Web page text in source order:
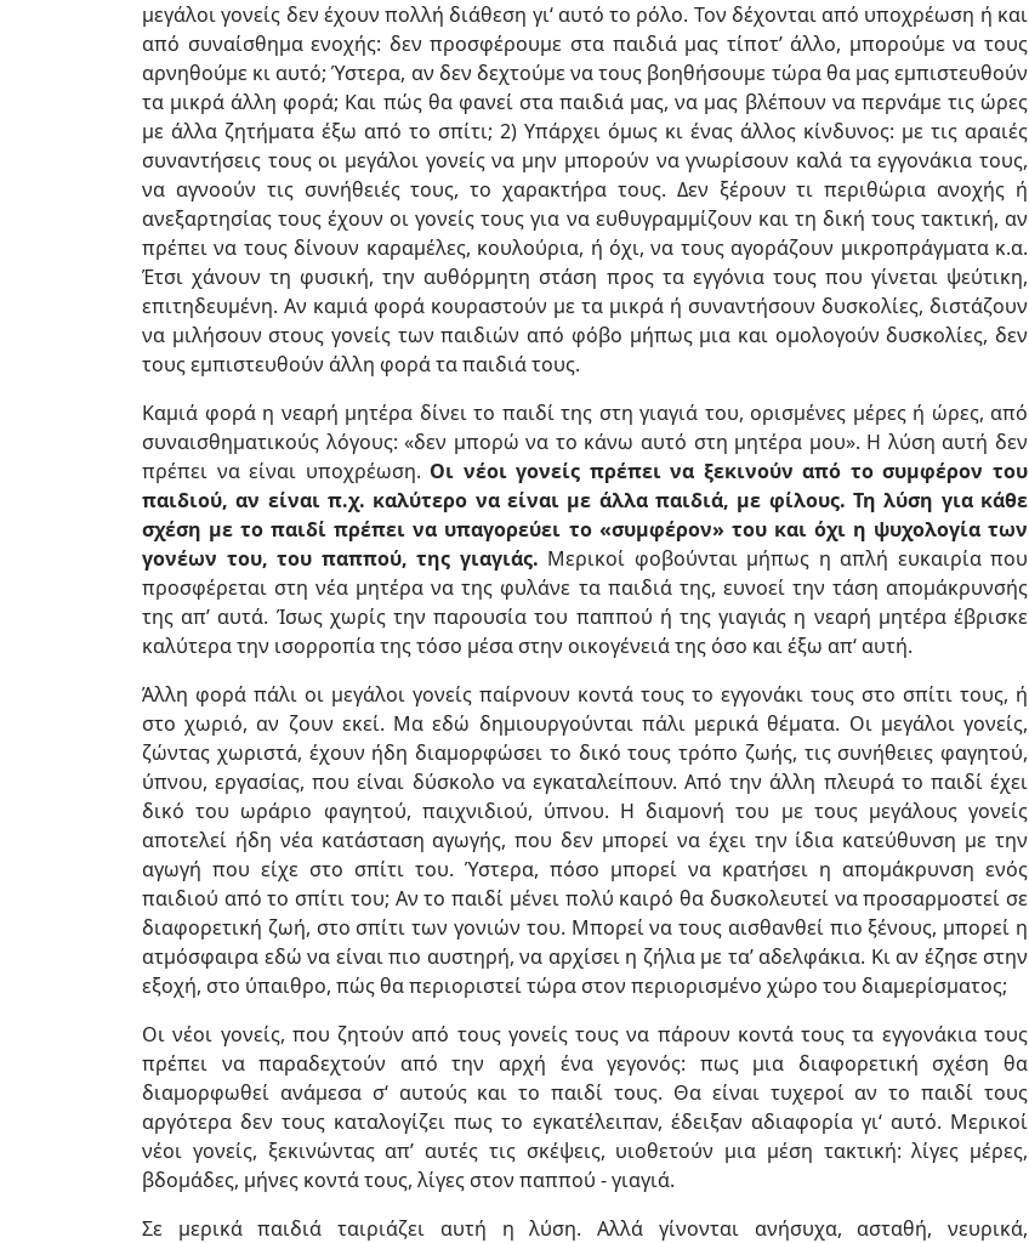
μεγάλοι γονείς δεν έχουν πολλή διάθεση γι‘ αυτό το ρόλο. Τον δέχονται από υποχρέωση ή και
από συναίσθημα ενοχής: δεν προσφέρουμε στα παιδιά μας τίποτ’ άλλο, μπορούμε να τους
αρνηθούμε κι αυτό; Ύστερα, αν δεν δεχτούμε να τους βοηθήσουμε τώρα θα μας εμπιστευθούν
τα μικρά άλλη φορά; Και πώς θα φανεί στα παιδιά μας, να μας βλέπουν να περνάμε τις ώρες
με άλλα ζητήματα έξω από το σπίτι; 2) Υπάρχει όμως κι ένας άλλος κίνδυνος: με τις αραιές
συναντήσεις τους οι μεγάλοι γονείς να μην μπορούν να γνωρίσουν καλά τα εγγονάκια τους,
να αγνοούν τις συνήθειές τους, το χαρακτήρα τους. Δεν ξέρουν τι περιθώρια ανοχής ή
ανεξαρτησίας τους έχουν οι γονείς τους για να ευθυγραμμίζουν και τη δική τους τακτική, αν
πρέπει να τους δίνουν καραμέλες, κουλούρια, ή όχι, να τους αγοράζουν μικροπράγματα κ.α.
Έτσι χάνουν τη φυσική, την αυθόρμητη στάση προς τα εγγόνια τους που γίνεται ψεύτικη,
επιτηδευμένη. Αν καμιά φορά κουραστούν με τα μικρά ή συναντήσουν δυσκολίες, διστάζουν
να μιλήσουν στους γονείς των παιδιών από φόβο μήπως μια και ομολογούν δυσκολίες, δεν
τους εμπιστευθούν άλλη φορά τα παιδιά τους.
Καμιά φορά η νεαρή μητέρα δίνει το παιδί της στη γιαγιά του, ορισμένες μέρες ή ώρες, από
συναισθηματικούς λόγους: «δεν μπορώ να το κάνω αυτό στη μητέρα μου». Η λύση αυτή δεν
πρέπει να είναι υποχρέωση. Οι νέοι γονείς πρέπει να ξεκινούν από το συμφέρον του
παιδιού, αν είναι π.χ. καλύτερο να είναι με άλλα παιδιά, με φίλους. Τη λύση για κάθε
σχέση με το παιδί πρέπει να υπαγορεύει το «συμφέρον» του και όχι η ψυχολογία των
γονέων του, του παππού, της γιαγιάς. Μερικοί φοβούνται μήπως η απλή ευκαιρία που
προσφέρεται στη νέα μητέρα να της φυλάνε τα παιδιά της, ευνοεί την τάση απομάκρυνσής
της απ’ αυτά. Ίσως χωρίς την παρουσία του παππού ή της γιαγιάς η νεαρή μητέρα έβρισκε
καλύτερα την ισορροπία της τόσο μέσα στην οικογένειά της όσο και έξω απ‘ αυτή.
Άλλη φορά πάλι οι μεγάλοι γονείς παίρνουν κοντά τους το εγγονάκι τους στο σπίτι τους, ή
στο χωριό, αν ζουν εκεί. Μα εδώ δημιουργούνται πάλι μερικά θέματα. Οι μεγάλοι γονείς,
ζώντας χωριστά, έχουν ήδη διαμορφώσει το δικό τους τρόπο ζωής, τις συνήθειες φαγητού,
ύπνου, εργασίας, που είναι δύσκολο να εγκαταλείπουν. Από την άλλη πλευρά το παιδί έχει
δικό του ωράριο φαγητού, παιχνιδιού, ύπνου. Η διαμονή του με τους μεγάλους γονείς
αποτελεί ήδη νέα κατάσταση αγωγής, που δεν μπορεί να έχει την ίδια κατεύθυνση με την
αγωγή που είχε στο σπίτι του. Ύστερα, πόσο μπορεί να κρατήσει η απομάκρυνση ενός
παιδιού από το σπίτι του; Αν το παιδί μένει πολύ καιρό θα δυσκολευτεί να προσαρμοστεί σε
διαφορετική ζωή, στο σπίτι των γονιών του. Μπορεί να τους αισθανθεί πιο ξένους, μπορεί η
ατμόσφαιρα εδώ να είναι πιο αυστηρή, να αρχίσει η ζήλια με τα’ αδελφάκια. Κι αν έζησε στην
εξοχή, στο ύπαιθρο, πώς θα περιοριστεί τώρα στον περιορισμένο χώρο του διαμερίσματος;
Οι νέοι γονείς, που ζητούν από τους γονείς τους να πάρουν κοντά τους τα εγγονάκια τους
πρέπει να παραδεχτούν από την αρχή ένα γεγονός: πως μια διαφορετική σχέση θα
διαμορφωθεί ανάμεσα σ‘ αυτούς και το παιδί τους. Θα είναι τυχεροί αν το παιδί τους
αργότερα δεν τους καταλογίζει πως το εγκατέλειπαν, έδειξαν αδιαφορία γι‘ αυτό. Μερικοί
νέοι γονείς, ξεκινώντας απ’ αυτές τις σκέψεις, υιοθετούν μια μέση τακτική: λίγες μέρες,
βδομάδες, μήνες κοντά τους, λίγες στον παππού - γιαγιά.
Σε μερικά παιδιά ταιριάζει αυτή η λύση. Αλλά γίνονται ανήσυχα, ασταθή, νευρικά,